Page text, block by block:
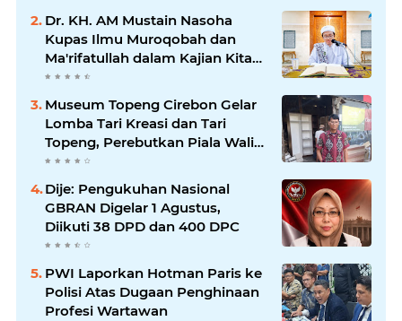
Dr. KH. AM Mustain Nasoha
Kupas Ilmu Muroqobah dan
Ma'rifatullah dalam Kajian Kitab
Ihya' Ulumuddin
Museum Topeng Cirebon Gelar
Lomba Tari Kreasi dan Tari
Topeng, Perebutkan Piala Wali
Kota
Dije: Pengukuhan Nasional
GBRAN Digelar 1 Agustus,
Diikuti 38 DPD dan 400 DPC
PWI Laporkan Hotman Paris ke
Polisi Atas Dugaan Penghinaan
Profesi Wartawan